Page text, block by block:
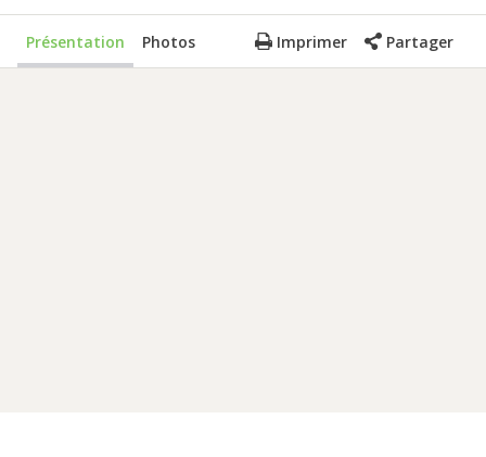
Présentation Photos Imprimer Partager